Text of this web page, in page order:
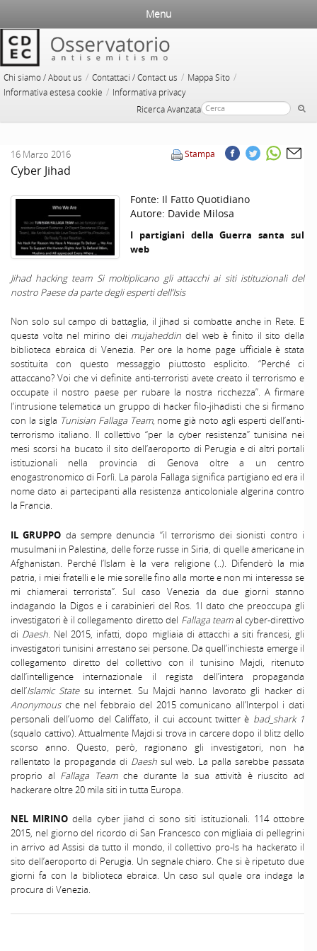
Chi siamo / About us / Contattaci / Contact us / Mappa Sito /
Informativa estesa cookie / Informativa privacy
Ricerca Avanzata
Menu
Stampa
16 Marzo 2016
Cyber Jihad
Fonte: Il Fatto Quotidiano
Autore: Davide Milosa
I partigiani della Guerra santa sul
web
Jihad hacking team Si moltiplicano gli attacchi ai siti istituzionali del
nostro Paese da parte degli esperti dell’Isis
Non solo sul campo di battaglia, il jihad si combatte anche in Rete. E
questa volta nel mirino dei mujaheddin del web è finito il sito della
biblioteca ebraica di Venezia. Per ore la home page ufficiale è stata
sostituita con questo messaggio piuttosto esplicito. “Perché ci
attaccano? Voi che vi definite anti-terroristi avete creato il terrorismo e
occupate il nostro paese per rubare la nostra ricchezza”. A firmare
l’intrusione telematica un gruppo di hacker filo-jihadisti che si firmano
con la sigla Tunisian Fallaga Team, nome già noto agli esperti dell’anti-
terrorismo italiano. Il collettivo “per la cyber resistenza” tunisina nei
mesi scorsi ha bucato il sito dell’aeroporto di Perugia e di altri portali
istituzionali nella provincia di Genova oltre a un centro
enogastronomico di Forlì. La parola Fallaga significa partigiano ed era il
nome dato ai partecipanti alla resistenza anticoloniale algerina contro
la Francia.
IL GRUPPO da sempre denuncia “il terrorismo dei sionisti contro i
musulmani in Palestina, delle forze russe in Siria, di quelle americane in
Afghanistan. Perché l’Islam è la vera religione (..). Difenderò la mia
patria, i miei fratelli e le mie sorelle fino alla morte e non mi interessa se
mi chiamerai terrorista”. Sul caso Venezia da due giorni stanno
indagando la Digos e i carabinieri del Ros. 1l dato che preoccupa gli
investigatori è il collegamento diretto del Fallaga teamal cyber-direttivo
di Daesh . Nel 2015, infatti, dopo migliaia di attacchi a siti francesi, gli
investigatori tunisini arrestano sei persone. Da quell’inchiesta emerge il
collegamento diretto del collettivo con il tunisino Majdi, ritenuto
dall’intelligence internazionale il regista dell’intera propaganda
dell’Islamic Statesu internet. Su Majdi hanno lavorato gli hacker di
Anonymousche nel febbraio del 2015 comunicano all’Interpol i dati
personali dell’uomo del Califfato, il cui account twitter è bad_shark 1
(squalo cattivo). Attualmente Majdi si trova in carcere dopo il blitz dello
scorso anno. Questo, però, ragionano gli investigatori, non ha
rallentato la propaganda di Daesh sul web. La palla sarebbe passata
proprio al Fallaga Teamche durante la sua attività è riuscito ad
hackerare oltre 20 mila siti in tutta Europa.
NEL MIRINO della cyber jiahd ci sono siti istituzionali. 114 ottobre
2015, nel giorno del ricordo di San Francesco con migliaia di pellegrini
in arrivo ad Assisi da tutto il mondo, il collettivo pro-Is ha hackerato il
sito dell’aeroporto di Perugia. Un segnale chiaro. Che si è ripetuto due
giorni fa con la biblioteca ebraica. Un caso sul quale ora indaga la
procura di Venezia.